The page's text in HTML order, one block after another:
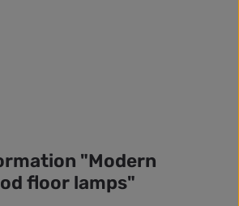
"Modern
floor lamps"